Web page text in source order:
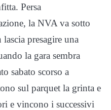
Persa
la NVA va sotto
presagire una
la gara sembra
sabato scorso a
sul parquet la grinta e
e vincono i successivi